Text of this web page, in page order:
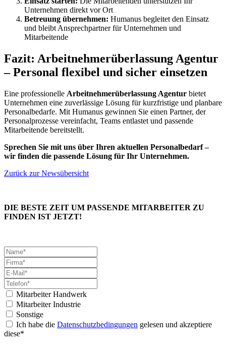
Unternehmen direkt vor Ort
Betreuung übernehmen: Humanus begleitet den Einsatz
und bleibt Ansprechpartner für Unternehmen und
Mitarbeitende
Fazit: Arbeitnehmerüberlassung Agentur
– Personal flexibel und sicher einsetzen
Eine professionelle Arbeitnehmerüberlassung Agentur bietet
Unternehmen eine zuverlässige Lösung für kurzfristige und planbare
Personalbedarfe. Mit Humanus gewinnen Sie einen Partner, der
Personalprozesse vereinfacht, Teams entlastet und passende
Mitarbeitende bereitstellt.
Sprechen Sie mit uns über Ihren aktuellen Personalbedarf –
wir finden die passende Lösung für Ihr Unternehmen.
Zurück zur Newsübersicht
DIE BESTE ZEIT UM PASSENDE MITARBEITER ZU
FINDEN IST JETZT!
Mitarbeiter Handwerk
Mitarbeiter Industrie
Sonstige
Ich habe die Datenschutzbedingungen gelesen und akzeptiere
diese*